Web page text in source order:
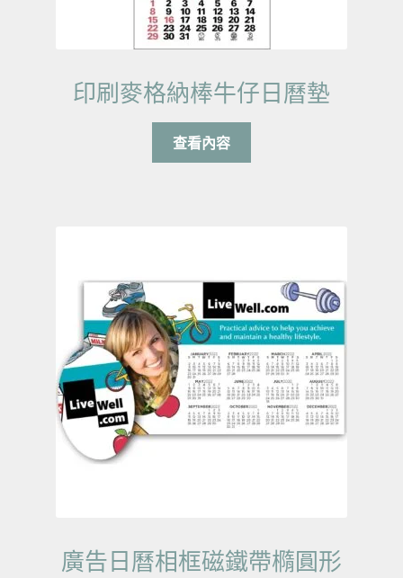
印刷麥格納棒牛仔日曆墊
查看內容
廣告日曆相框磁鐵帶橢圓形